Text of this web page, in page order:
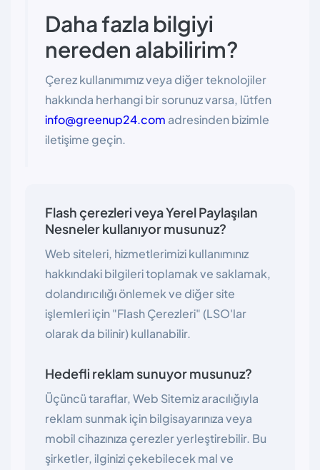
Daha fazla bilgiyi
nereden alabilirim?
Çerez kullanımımız veya diğer teknolojiler
hakkında herhangi bir sorunuz varsa, lütfen
info@greenup24.com adresinden bizimle
iletişime geçin.
Flash çerezleri veya Yerel Paylaşılan
Nesneler kullanıyor musunuz?
Web siteleri, hizmetlerimizi kullanımınız
hakkındaki bilgileri toplamak ve saklamak,
dolandırıcılığı önlemek ve diğer site
işlemleri için "Flash Çerezleri" (LSO'lar
olarak da bilinir) kullanabilir.
Hedefli reklam sunuyor musunuz?
Üçüncü taraflar, Web Sitemiz aracılığıyla
reklam sunmak için bilgisayarınıza veya
mobil cihazınıza çerezler yerleştirebilir. Bu
şirketler, ilginizi çekebilecek mal ve